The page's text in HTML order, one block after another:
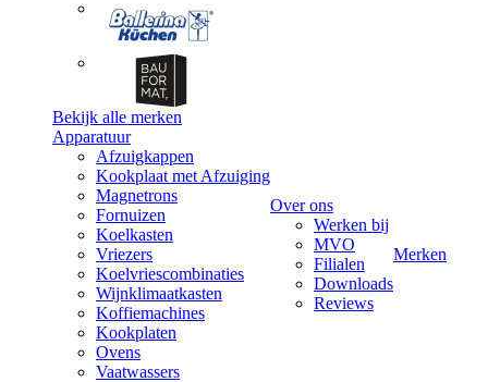
Bekijk alle merken
Apparatuur
Afzuigkappen
Kookplaat met Afzuiging
Magnetrons
Fornuizen
Koelkasten
Vriezers
Koelvriescombinaties
Wijnklimaatkasten
Koffiemachines
Kookplaten
Ovens
Vaatwassers
Over ons
Werken bij
MVO
Filialen
Downloads
Reviews
Merken